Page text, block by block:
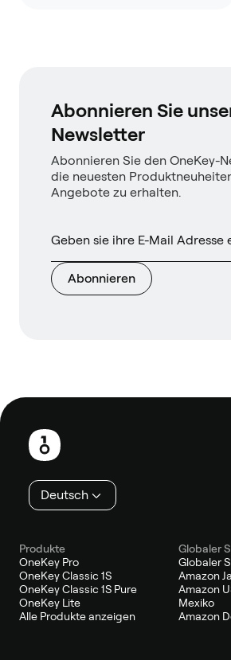
Abonnieren Sie
Newsletter
Abonnieren Sie den OneKey-
die neuesten
Angebote zu erhalten.
Abonnieren
Fußzeile
Deutsch
Produkte
OneKey Pro
OneKey Classic 1S
OneKey Classic 1S Pure
OneKey Lite
Alle Produkte anzeigen
Globaler
Globaler
Amazon
Amazon
Mexiko
Amazon